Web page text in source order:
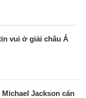
vui ở giải châu Á
Jackson cán